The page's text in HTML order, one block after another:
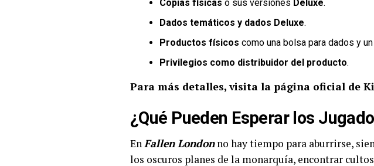
Copias físicas o sus versiones Deluxe.
Dados temáticos y dados Deluxe.
Productos físicos como una bolsa para dados y
Privilegios como distribuidor del producto.
Para más detalles, visita la página oficial de
¿Qué Pueden Esperar los
EnFallen Londonno hay tiempo para aburrirse,
los oscuros planes de la monarquía, encontrar